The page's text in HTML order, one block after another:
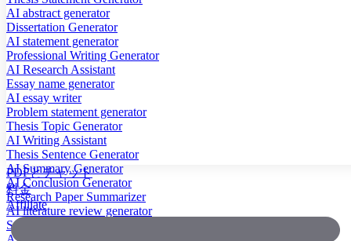
AI abstract generator
Dissertation Generator
AI statement generator
Professional Writing Generator
AI Research Assistant
Essay name generator
AI essay writer
Problem statement generator
Thesis Topic Generator
AI Writing Assistant
Thesis Sentence Generator
AI Summary Generator
AI Conclusion Generator
Research Paper Summarizer
AI literature review generator
Scientific Paper Summarizer
PDFとチャット
料金
Affiliate